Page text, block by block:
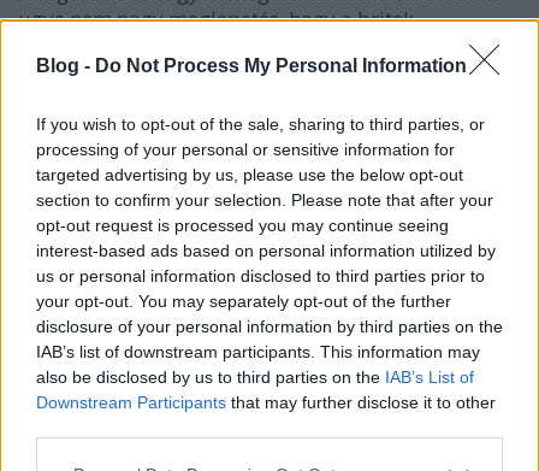
Blog - Do Not Process My Personal Information
If you wish to opt-out of the sale, sharing to third parties, or
processing of your personal or sensitive information for
targeted advertising by us, please use the below opt-out
section to confirm your selection. Please note that after your
opt-out request is processed you may continue seeing
interest-based ads based on personal information utilized by
us or personal information disclosed to third parties prior to
your opt-out. You may separately opt-out of the further
disclosure of your personal information by third parties on the
IAB’s list of downstream participants. This information may
also be disclosed by us to third parties on the IAB’s List of
Downstream Participants that may further disclose it to other
ugye nem nagy meglepetés, hogy a britek
autós műsora, a Top Gear is kipróbálta a lengyelek
végén a halál vár az autóra.Sok jó persze nem…
Polonez hét - Stratopolonez
prokee•2009. január 22.
Az egész FSO Polonez hét ötlete onnan jött, hogy a
Kár volt blogon megláttam ezt a szimpatikus
borzalmat."A kedvencem a hátsó sárvédő
domborítás szigetelő szalag mintája :) Ezzel a
motorral azért büntethetett annak idején, ha több